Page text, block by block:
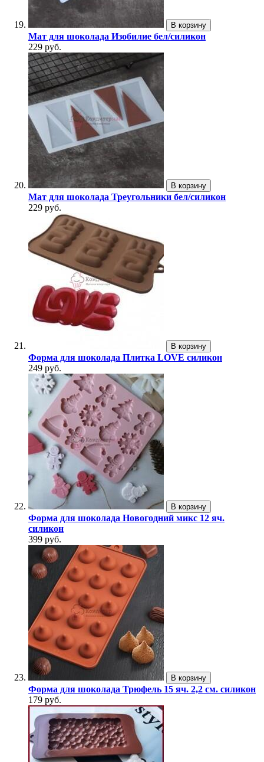
В корзину
Мат для шоколада Изобилие бел/силикон
229 руб.
В корзину
Мат для шоколада Треугольники бел/силикон
229 руб.
В корзину
Форма для шоколада Плитка LOVE силикон
249 руб.
В корзину
Форма для шоколада Новогодний микс 12 яч.
силикон
399 руб.
В корзину
Форма для шоколада Трюфель 15 яч. 2,2 см. силикон
179 руб.